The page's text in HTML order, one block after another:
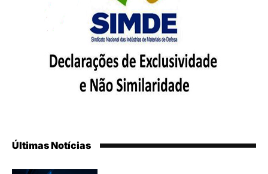
Últimas Notícias